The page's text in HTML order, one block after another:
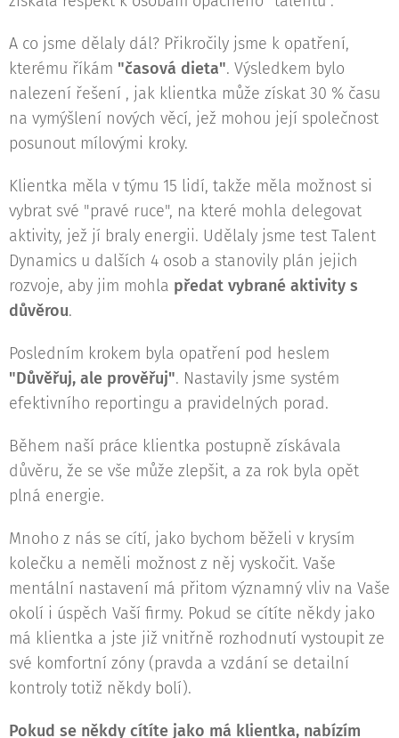
A co jsme dělaly dál? Přikročily jsme k opatření,
kterému říkám "časová dieta". Výsledkem bylo
nalezení řešení , jak klientka může získat 30 % času
na vymýšlení nových věcí, jež mohou její společnost
posunout mílovými kroky.
Klientka měla v týmu 15 lidí, takže měla možnost si
vybrat své "pravé ruce", na které mohla delegovat
aktivity, jež jí braly energii. Udělaly jsme test Talent
Dynamics u dalších 4 osob a stanovily plán jejich
rozvoje, aby jim mohla předat vybrané aktivity s
důvěrou.
Posledním krokem byla opatření pod heslem
"Důvěřuj, ale prověřuj". Nastavily jsme systém
efektivního reportingu a pravidelných porad.
Během naší práce klientka postupně získávala
důvěru, že se vše může zlepšit, a za rok byla opět
plná energie.
Mnoho z nás se cítí, jako bychom běželi v krysím
kolečku a neměli možnost z něj vyskočit. Vaše
mentální nastavení má přitom významný vliv na Vaše
okolí i úspěch Vaší firmy. Pokud se cítíte někdy jako
má klientka a jste již vnitřně rozhodnutí vystoupit ze
své komfortní zóny (pravda a vzdání se detailní
kontroly totiž někdy bolí).
Pokud se někdy cítíte jako má klientka, nabízím